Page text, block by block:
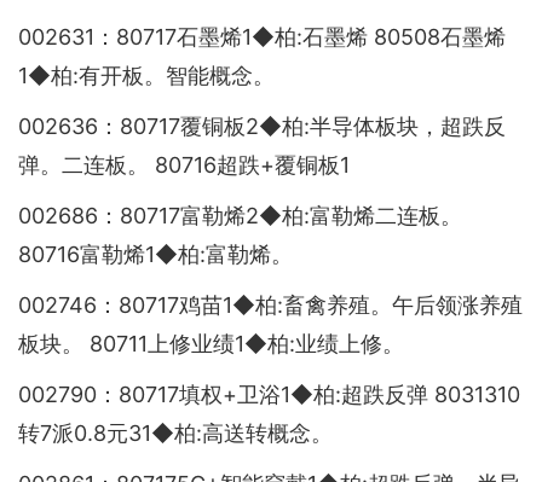
002631：80717石墨烯1◆柏:石墨烯 80508石墨烯
1◆柏:有开板。智能概念。
002636：80717覆铜板2◆柏:半导体板块，超跌反
弹。二连板。 80716超跌+覆铜板1
002686：80717富勒烯2◆柏:富勒烯二连板。
80716富勒烯1◆柏:富勒烯。
002746：80717鸡苗1◆柏:畜禽养殖。午后领涨养殖
板块。 80711上修业绩1◆柏:业绩上修。
002790：80717填权+卫浴1◆柏:超跌反弹 8031310
转7派0.8元31◆柏:高送转概念。